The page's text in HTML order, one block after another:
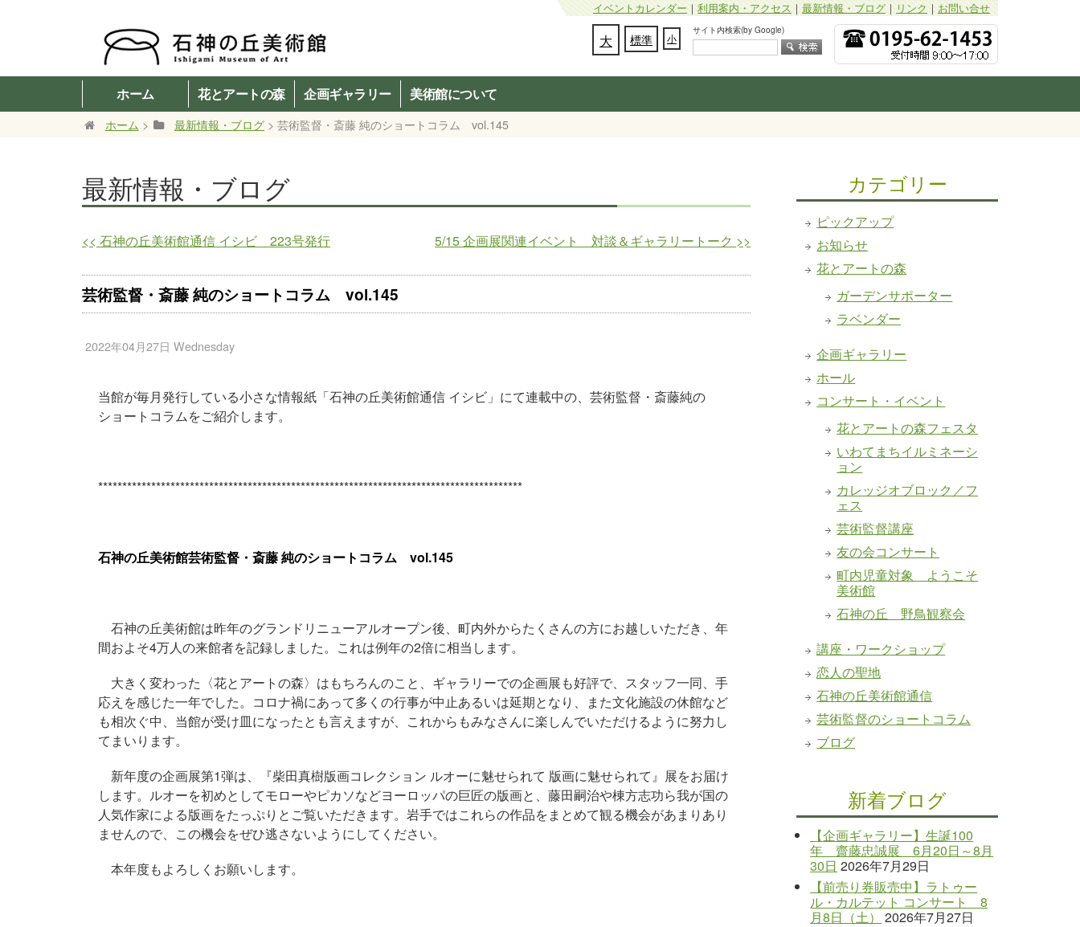
イベントカレンダー｜利用案内・アクセス｜最新情報・ブログ｜リンク｜お問い合せ
サイト内検索(by Google)
大 標準 小
ホーム 花とアートの森 企画ギャラリー 美術館について
ホーム > 最新情報・ブログ > 芸術監督・斎藤 純のショートコラム vol.145
最新情報・ブログ
<< 石神の丘美術館通信 イシビ 223号発行 5/15 企画展関連イベント 対談＆ギャラリートーク >>
芸術監督・斎藤 純のショートコラム vol.145
2022年04月27日 Wednesday
当館が毎月発行している小さな情報紙「石神の丘美術館通信 イシビ」にて連載中の、芸術監督・斎藤純の
ショートコラムをご紹介します。
****************************************************************************************
石神の丘美術館芸術監督・斎藤 純のショートコラム vol.145
石神の丘美術館は昨年のグランドリニューアルオープン後、町内外からたくさんの方にお越しいただき、年
間およそ4万人の来館者を記録しました。これは例年の2倍に相当します。
大きく変わった〈花とアートの森〉はもちろんのこと、ギャラリーでの企画展も好評で、スタッフ一同、手
応えを感じた一年でした。コロナ禍にあって多くの行事が中止あるいは延期となり、また文化施設の休館など
も相次ぐ中、当館が受け皿になったとも言えますが、これからもみなさんに楽しんでいただけるように努力し
てまいります。
新年度の企画展第1弾は、『柴田真樹版画コレクション ルオーに魅せられて 版画に魅せられて』展をお届け
します。ルオーを初めとしてモローやピカソなどヨーロッパの巨匠の版画と、藤田嗣治や棟方志功ら我が国の
人気作家による版画をたっぷりとご覧いただきます。岩手ではこれらの作品をまとめて観る機会があまりあり
ませんので、この機会をぜひ逃さないようにしてください。
本年度もよろしくお願いします。
カテゴリー
ピックアップ
お知らせ
花とアートの森
ガーデンサポーター
ラベンダー
企画ギャラリー
ホール
コンサート・イベント
花とアートの森フェスタ
いわてまちイルミネーシ
ョン
カレッジオブロック／フ
ェス
芸術監督講座
友の会コンサート
町内児童対象 ようこそ
美術館
石神の丘 野鳥観察会
講座・ワークショップ
恋人の聖地
石神の丘美術館通信
芸術監督のショートコラム
ブログ
新着ブログ
【企画ギャラリー】生誕100
年 齋藤忠誠展 6月20日～8月
30日 2026年7月29日
【前売り券販売中】ラトゥー
ル・カルテット コンサート 8
月8日（土）
2026年7月27日